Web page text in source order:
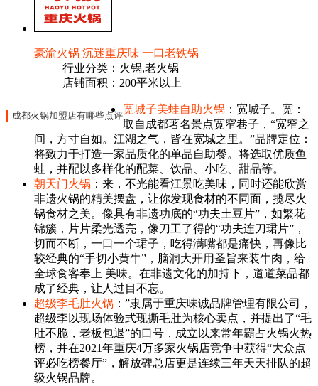
豪渝火锅 沉迷重庆味 一口老铁锅
行业分类：火锅,老火锅
店铺面积：200平米以上
成都火锅加盟店有哪些点评
宽城子美蛙自助火锅 ：宽城子。宽：
取自成都著名景点宽窄巷子，“宽窄之
间，方寸自如。江湖之气，皆在宽城之里。”品牌定位：
将致力于打造一家品质化的单品自助餐。将选取优质鱼
蛙，并配以多样化的配菜、饮品、小吃、甜品等。
朝天门火锅 ：来，不光能看江景吃美味，同时还能欣赏
非遗火锅的精美摆盘，让你发现食材的不同面，揽尽火
锅食材之美。像具有非遗功底的“功夫土豆片”，如繁花
锦簇，片片柔光透亮，像刀工了得的“功夫连刀珺片”，
切而不断，一口一个珺子，吃得满嘴都是痛快，再像比
较经典的“手切小黄牛”，脑洞大开用圣旨来装牛肉，给
全球食客奉上 美味。在非遗文化的加持下，道道菜品都
成了经典，让人过目不忘。
超级李毛肚火锅 ：”隶属于重庆味诚品牌管理有限公司，
超级李以现场体验式现撕毛肚为核心卖点，并提出了“毛
肚不脆，老板包退”的口号，成立以来常年霸占火锅火热
榜，并在2021年重庆4万多家火锅店竞争中获得“大众点
评必吃榜餐厅”，解放碑总店更是连续三年天天排队的超
级火锅品牌。